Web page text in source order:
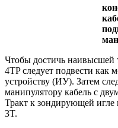
Чтобы достичь наивысшей
4TP следует подвести
устройству (ИУ). Затем
манипулятору кабель с
Тракт к зондирующей
3T.